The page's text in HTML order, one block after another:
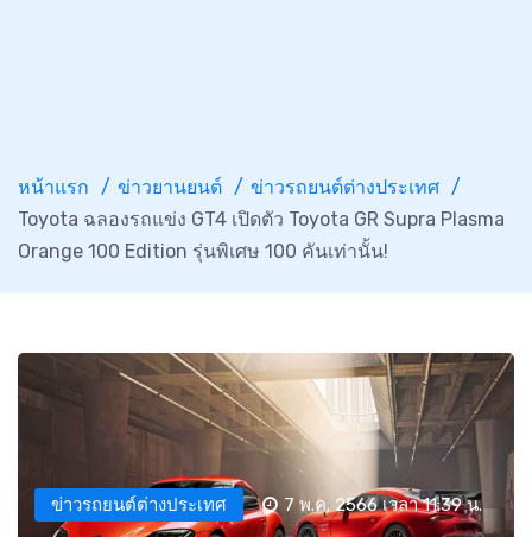
หน้าแรก ข่าวยานยนต์
ข่าวรถยนต์ต่างประเทศ
Toyota ฉลองรถแข่ง GT4 เปิดตัว Toyota GR Supra Plasma
Orange 100 Edition รุ่นพิเศษ 100 คันเท่านั้น!
ข่าวรถยนต์ต่างประเทศ 7 พ.ค. 2566 เวลา 11:39 น.